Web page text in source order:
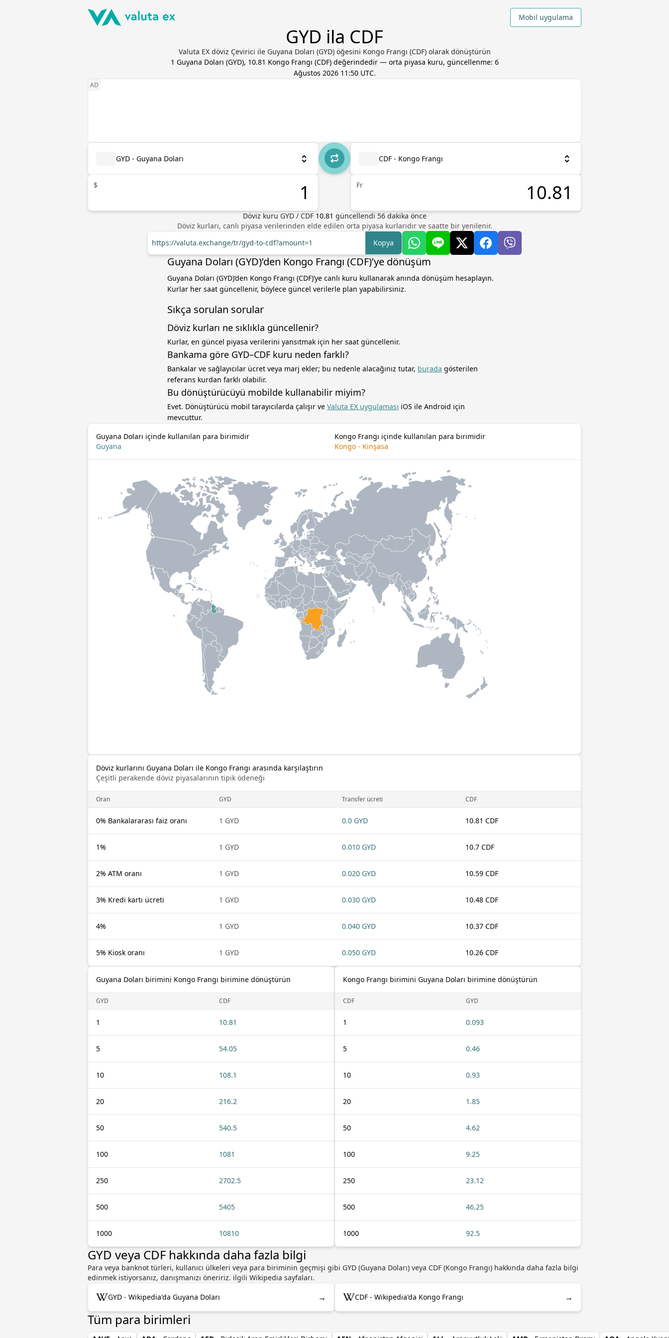
Mobil uygulama
GYD ila CDF
Valuta EX döviz Çevirici ile Guyana Doları (GYD) öğesini Kongo Frangı (CDF) olarak dönüştürün
1 Guyana Doları (GYD), 10.81 Kongo Frangı (CDF) değerindedir — orta piyasa kuru, güncellenme: 6
Ağustos 2026 11:50 UTC.
GYD - Guyana Doları
$
CDF - Kongo Frangı
Fr
Döviz kuru GYD/ CDF 10.81 güncellendi 56 dakika önce
Döviz kurları, canlı piyasa verilerinden elde edilen orta piyasa kurlarıdır ve saatte bir yenilenir.
https://valuta.exchange/tr/gyd-to-cdf?amount=1
Kopya
Guyana Doları (GYD)’den Kongo Frangı (CDF)’ye dönüşüm
Guyana Doları (GYD)’den Kongo Frangı (CDF)’ye canlı kuru kullanarak anında dönüşüm hesaplayın.
Kurlar her saat güncellenir, böylece güncel verilerle plan yapabilirsiniz.
Sıkça sorulan sorular
Döviz kurları ne sıklıkla güncellenir?
Kurlar, en güncel piyasa verilerini yansıtmak için her saat güncellenir.
Bankama göre GYD–CDF kuru neden farklı?
Bankalar ve sağlayıcılar ücret veya marj ekler; bu nedenle alacağınız tutar, burada gösterilen
referans kurdan farklı olabilir.
Bu dönüştürücüyü mobilde kullanabilir miyim?
Evet. Dönüştürücü mobil tarayıcılarda çalışır ve Valuta EX uygulaması iOS ile Android için
mevcuttur.
Guyana Doları içinde kullanılan para birimidir
Guyana
Kongo Frangı içinde kullanılan para birimidir
Kongo - Kinşasa
Döviz kurlarını Guyana Doları ile Kongo Frangı arasında karşılaştırın
Çeşitli perakende döviz piyasalarının tipik ödeneği
Oran GYD Transfer ücreti CDF
0% Bankalararası faiz oranı 1 GYD 0.0 GYD 10.81 CDF
1% 1 GYD 0.010 GYD 10.7 CDF
2% ATM oranı 1 GYD 0.020 GYD 10.59 CDF
3% Kredi kartı ücreti 1 GYD 0.030 GYD 10.48 CDF
4% 1 GYD 0.040 GYD 10.37 CDF
5% Kiosk oranı 1 GYD 0.050 GYD 10.26 CDF
Guyana Doları birimini Kongo Frangı birimine dönüştürün
GYD CDF
1 10.81
5 54.05
10 108.1
20 216.2
50 540.5
100 1081
250 2702.5
500 5405
1000 10810
Kongo Frangı birimini Guyana Doları birimine dönüştürün
CDF GYD
1 0.093
5 0.46
10 0.93
20 1.85
50 4.62
100 9.25
250 23.12
500 46.25
1000 92.5
GYD veya CDF hakkında daha fazla bilgi
Para veya banknot türleri, kullanıcı ülkeleri veya para biriminin geçmişi gibi GYD (Guyana Doları) veya CDF (Kongo Frangı) hakkında daha fazla bilgi
edinmek istiyorsanız, danışmanızı öneririz. ilgili Wikipedia sayfaları.
GYD - Wikipedia'da Guyana Doları → CDF - Wikipedia'da Kongo Frangı →
Tüm para birimleri